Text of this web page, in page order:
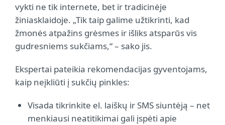
vykti ne tik internete, bet ir tradicinėje
žiniasklaidoje. „Tik taip galime užtikrinti, kad
žmonės atpažins grėsmes ir išliks atsparūs vis
gudresniems sukčiams,“ – sako jis.
Ekspertai pateikia rekomendacijas gyventojams,
kaip neįkliūti į sukčių pinkles:
Visada tikrinkite el. laiškų ir SMS siuntėją – net
menkiausi neatitikimai gali įspėti apie